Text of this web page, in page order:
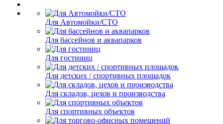
Для Автомойки/СТО
Для бассейнов и аквапарков
Для гостиниц
Для детских / спортивных площадок
Для складов, цехов и производства
Для спортивных объектов